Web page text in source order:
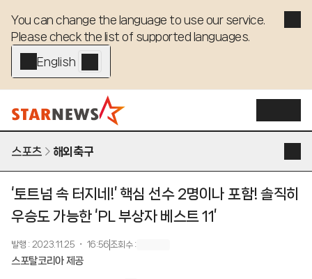
You can change the language to use our service.
Please check the list of supported languages.
English - EN
스포츠 해외축구
‘토트넘 속 터지네!’ 핵심 선수 2명이나 포함! 솔직히
우승도 가능한 ‘PL 부상자 베스트 11’
발행 : 2023.11.25 ・ 16:56 조회수:
스포탈코리아 제공